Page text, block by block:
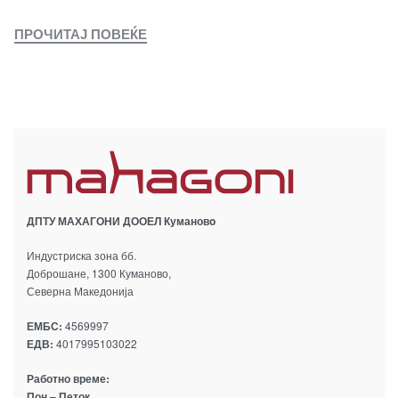
ПРОЧИТАЈ ПОВЕЌЕ
ДПТУ МАХАГОНИ ДООЕЛ Кумановo
Индустриска зона бб.
Доброшане, 1300 Куманово,
Северна Македонија
ЕМБС: 4569997
ЕДВ: 4017995103022
Работно време: